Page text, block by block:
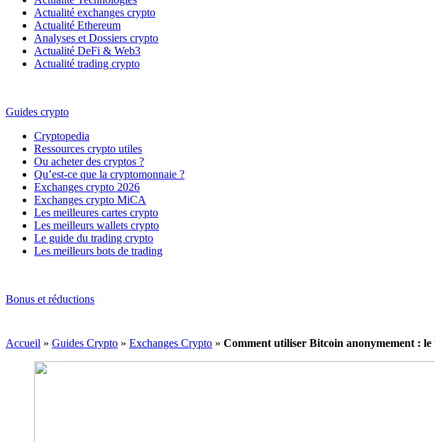
Actualité exchanges crypto
Actualité Ethereum
Analyses et Dossiers crypto
Actualité DeFi & Web3
Actualité trading crypto
Guides crypto
Cryptopedia
Ressources crypto utiles
Ou acheter des cryptos ?
Qu’est-ce que la cryptomonnaie ?
Exchanges crypto 2026
Exchanges crypto MiCA
Les meilleures cartes crypto
Les meilleurs wallets crypto
Le guide du trading crypto
Les meilleurs bots de trading
Bonus et réductions
Accueil » Guides Crypto » Exchanges Crypto » Comment utiliser Bitcoin anonymement :